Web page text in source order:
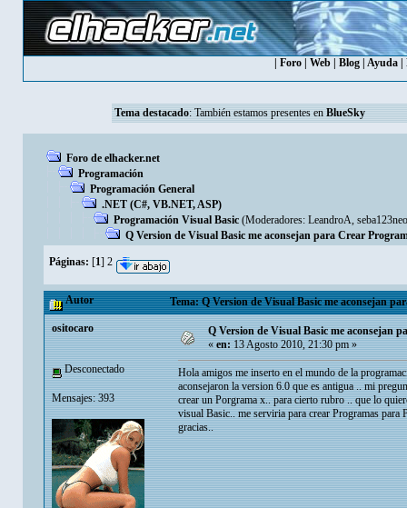
Foro| Web| Blog| Ayuda|
Tema destacado: También estamos presentes en BlueSky
Foro de elhacker.net
Programación
Programación General
.NET (C#, VB.NET, ASP)
Programación Visual Basic (Moderadores: LeandroA, seba123neo
Q Version de Visual Basic me aconsejan para Crear
Páginas: [1] 2
Autor Tema: Q Version de Visual Basic me aconsejan
ositocaro
Desconectado
Mensajes: 393
Q Version de Visual Basic me aconsejan
«en:13 Agosto 2010, 21:30 pm »
Hola amigos me inserto en el mundo de la
aconsejaron la version 6.0 que es antigua .. mi
crear un Porgrama x.. para cierto rubro .. que lo
visual Basic.. me serviria para crear Programas
gracias..